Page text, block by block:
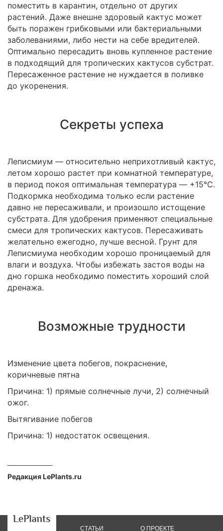
поместить в карантин, отдельно от других
растений. Даже внешне здоровый кактус может
быть поражен грибковыми или бактериальными
заболеваниями, либо нести на себе вредителей.
Оптимально пересадить вновь купленное растение
в подходящий для тропических кактусов субстрат.
Пересаженное растение не нуждается в поливке
до укоренения.
Секреты успеха
Леписмиум — относительно неприхотливый кактус,
летом хорошо растет при комнатной температуре,
в период покоя оптимальная температура — +15°C.
Подкормка необходима только если растение
давно не пересаживали, и произошло истощение
субстрата. Для удобрения применяют специальные
смеси для тропических кактусов. Пересаживать
желательно ежегодно, лучше весной. Грунт для
Леписмиума необходим хорошо проницаемый для
влаги и воздуха. Чтобы избежать застоя воды на
дно горшка необходимо поместить хороший слой
дренажа.
Возможные трудности
Изменение цвета побегов, покраснение,
коричневые пятна
Причина: 1) прямые солнечные лучи, 2) солнечный
ожог.
Вытягивание побегов
Причина: 1) недостаток освещения.
Редакция LePlants.ru
СТАТЬИ О ПРОЕКТЕ